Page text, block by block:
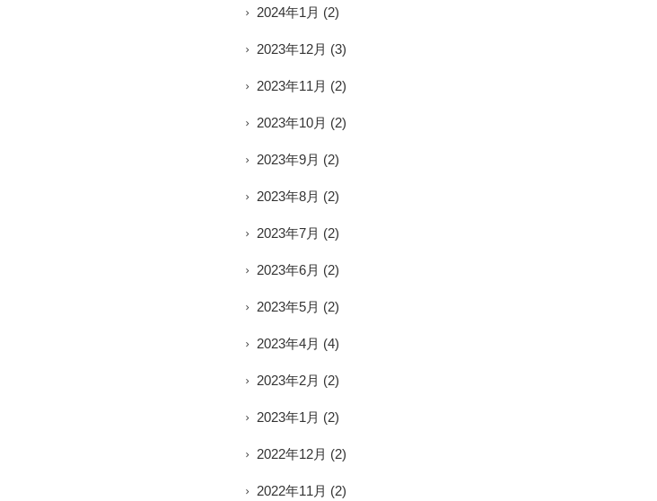
2024年1月 (2)
2023年12月 (3)
2023年11月 (2)
2023年10月 (2)
2023年9月 (2)
2023年8月 (2)
2023年7月 (2)
2023年6月 (2)
2023年5月 (2)
2023年4月 (4)
2023年2月 (2)
2023年1月 (2)
2022年12月 (2)
2022年11月 (2)